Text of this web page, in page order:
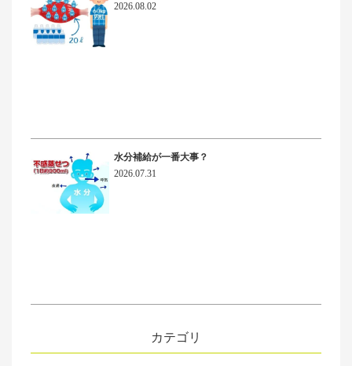
2026.08.02
水分補給が一番大事？
2026.07.31
カテゴリ